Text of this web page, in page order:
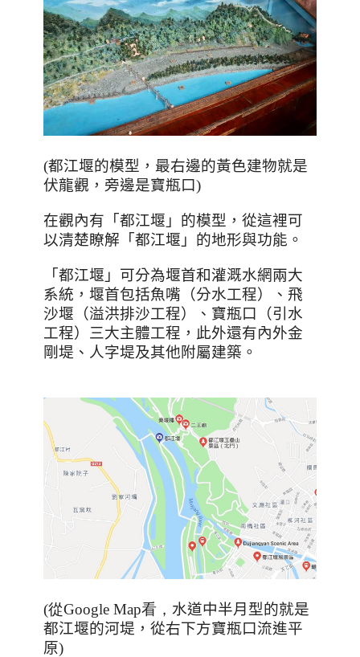
(都江堰的模型，最右邊的黃色建物就是
伏龍觀，旁邊是寶瓶口)
在觀內有「都江堰」的模型，從這裡可
以清楚瞭解「都江堰」的地形與功能。
「都江堰」可分為堰首和灌溉水網兩大
系統，堰首包括魚嘴（分水工程）、飛
沙堰（溢洪排沙工程）、寶瓶口（引水
工程）三大主體工程，此外還有內外金
剛堤、人字堤及其他附屬建築。
(從Google Map看， 水道中半月型的就是
都江堰的河堤，從右下方寶瓶口流進平
原)